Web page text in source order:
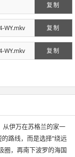
复制
复制
WY.mkv
复制
WY.mkv
从伊万在苏格兰的家一
路线，而是选择“绕远
圈，再南下波罗的海国